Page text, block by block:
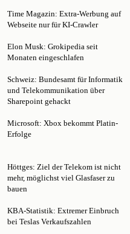
Webseite nur für KI-Crawler
Monaten eingeschlafen
Schweiz: Bundesamt für Informatik
und Telekommunikation über
Sharepoint gehackt
Microsoft: Xbox bekommt Platin-
Erfolge
mehr, möglichst viel Glasfaser zu
bauen
bei Teslas Verkaufszahlen